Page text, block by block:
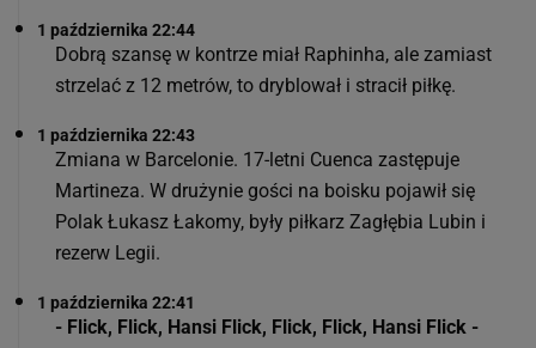
1 października 22:44
Dobrą szansę w kontrze miał Raphinha, ale zamiast
strzelać z 12 metrów, to dryblował i stracił piłkę.
1 października 22:43
Zmiana w Barcelonie. 17-letni Cuenca zastępuje
Martineza. W drużynie gości na boisku pojawił się
Polak Łukasz Łakomy, były piłkarz Zagłębia Lubin i
rezerw Legii.
1 października 22:41
- Flick, Flick, Hansi Flick, Flick, Flick, Hansi Flick -